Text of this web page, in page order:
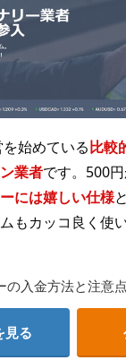
始めている比較
業者です。500
には嬉しい仕様
もカッコ良く使
の入金方法と注意
見る